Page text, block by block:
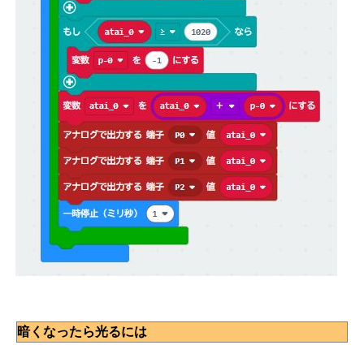
暗くなったら光るには